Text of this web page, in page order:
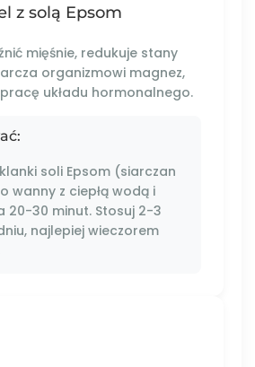
z solą Epsom
mięśnie, redukuje stany
organizmowi magnez,
układu hormonalnego.
soli Epsom (siarczan
wanny z ciepłą wodą i
20-30 minut. Stosuj 2-3
najlepiej wieczorem